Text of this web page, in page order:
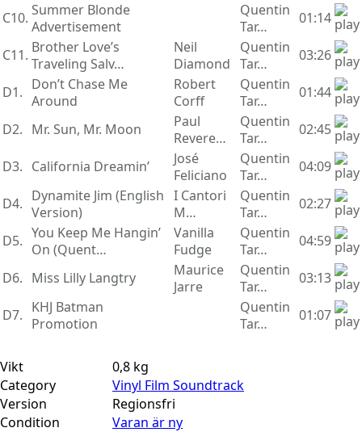
C10. Summer Blonde
Advertisement
Quentin
Tar…
01:14
C11. Brother Love’s
Traveling Salv…
Neil
Diamond
Quentin
Tar…
03:26
D1. Don’t Chase Me
Around
Robert
Corff
Quentin
Tar…
01:44
D2. Mr. Sun, Mr. Moon
Paul
Revere…
Quentin
Tar…
02:45
D3. California Dreamin’
José
Feliciano
Quentin
Tar…
04:09
D4. Dynamite Jim (English
Version)
I Cantori
M…
Quentin
Tar…
02:27
D5. You Keep Me Hangin’
On (Quent…
Vanilla
Fudge
Quentin
Tar…
04:59
D6. Miss Lilly Langtry
Maurice
Jarre
Quentin
Tar…
03:13
D7. KHJ Batman
Promotion
Quentin
Tar…
01:07
Vikt
0,8 kg
Category
Vinyl Film Soundtrack
Version
Regionsfri
Condition
Varan är ny